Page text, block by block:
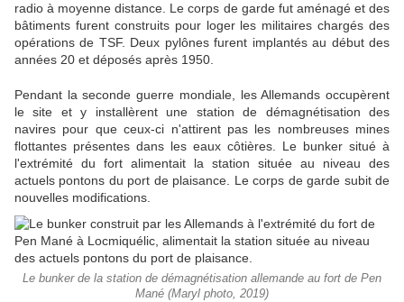
radio à moyenne distance. Le corps de garde fut aménagé et des
bâtiments furent construits pour loger les militaires chargés des
opérations de TSF. Deux pylônes furent implantés au début des
années 20 et déposés après 1950.
Pendant la seconde guerre mondiale, les Allemands occupèrent
le site et y installèrent une station de démagnétisation des
navires pour que ceux-ci n'attirent pas les nombreuses mines
flottantes présentes dans les eaux côtières. Le bunker situé à
l'extrémité du fort alimentait la station située au niveau des
actuels pontons du port de plaisance. Le corps de garde subit de
nouvelles modifications.
Le bunker de la station de démagnétisation allemande au fort de Pen
Mané (Maryl photo, 2019)